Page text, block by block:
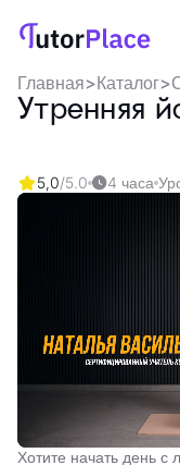
Главная>Каталог>
Утренняя
5,0/5.0 4 часа
Хотите начать день с